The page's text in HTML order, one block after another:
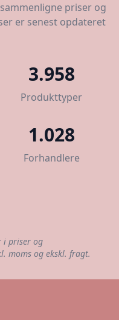
priser og
er senest opdateret
3.958
Produkttyper
1.028
Forhandlere
i priser og
moms og ekskl. fragt.